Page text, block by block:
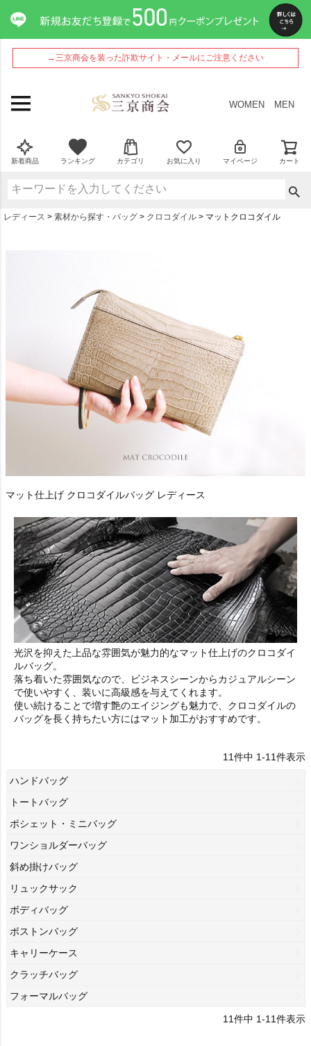
→三京商会を装った詐欺サイト・メールにご注意ください
WOMEN MEN
新着商品 ランキング カテゴリ お気に入り マイページ カート
レディース 素材から探す・バッグ クロコダイル マットクロコダイル
マット仕上げ クロコダイルバッグ レディース
光沢を抑えた上品な雰囲気が魅力的なマット仕上げのクロコダイ
ルバッグ。
落ち着いた雰囲気なので、ビジネスシーンからカジュアルシーン
で使いやすく、装いに高級感を与えてくれます。
使い続けることで増す艶のエイジングも魅力で、クロコダイルの
バッグを長く持ちたい方にはマット加工がおすすめです。
11件中 1-11件表示
ハンドバッグ
トートバッグ
ポシェット・ミニバッグ
ワンショルダーバッグ
斜め掛けバッグ
リュックサック
ボディバッグ
ボストンバッグ
キャリーケース
クラッチバッグ
フォーマルバッグ
11件中 1-11件表示